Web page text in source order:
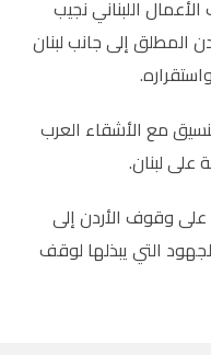
اللبناني نجيب
المطلق إلى جانب لبنان
مع الأشقاء العرب
على لبنان.
على وقوف الأردن إلى
التي يبذلها لوقف